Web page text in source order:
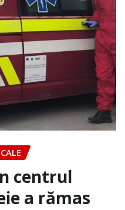
centrul
a rămas